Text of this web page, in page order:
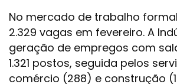
No mercado de trabalho
2.329 vagas em fevereiro. A
geração de empregos com
1.321 postos, seguida pelos
comércio (288) e construção